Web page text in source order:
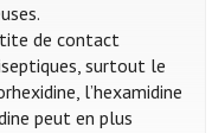
de contact
surtout le
l’hexamidine
peut en plus